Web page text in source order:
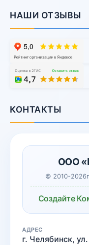
НАШИ ОТЗЫВЫ
КОНТАКТЫ
ООО
© 2010-
Создайте
АДРЕС
г. Челябинск,